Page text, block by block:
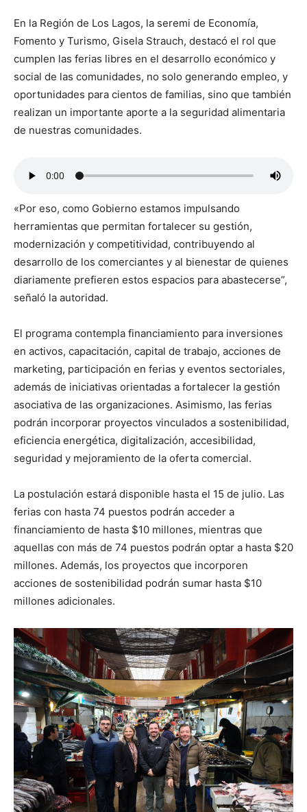
En la Región de Los Lagos, la seremi de Economía,
Fomento y Turismo, Gisela Strauch, destacó el rol que
cumplen las ferias libres en el desarrollo económico y
social de las comunidades, no solo generando empleo, y
oportunidades para cientos de familias, sino que también
realizan un importante aporte a la seguridad alimentaria
de nuestras comunidades.
«Por eso, como Gobierno estamos impulsando
herramientas que permitan fortalecer su gestión,
modernización y competitividad, contribuyendo al
desarrollo de los comerciantes y al bienestar de quienes
diariamente prefieren estos espacios para abastecerse”,
señaló la autoridad.
El programa contempla financiamiento para inversiones
en activos, capacitación, capital de trabajo, acciones de
marketing, participación en ferias y eventos sectoriales,
además de iniciativas orientadas a fortalecer la gestión
asociativa de las organizaciones. Asimismo, las ferias
podrán incorporar proyectos vinculados a sostenibilidad,
eficiencia energética, digitalización, accesibilidad,
seguridad y mejoramiento de la oferta comercial.
La postulación estará disponible hasta el 15 de julio. Las
ferias con hasta 74 puestos podrán acceder a
financiamiento de hasta $10 millones, mientras que
aquellas con más de 74 puestos podrán optar a hasta $20
millones. Además, los proyectos que incorporen
acciones de sostenibilidad podrán sumar hasta $10
millones adicionales.